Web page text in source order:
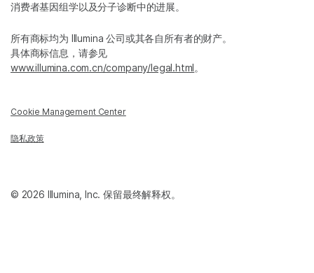
消费者基因组学以及分子诊断中的进展。
所有商标均为 Illumina 公司或其各自所有者的财产。
具体商标信息，请参见
www.illumina.com.cn/company/legal.html。
Cookie Management Center
隐私政策
© 2026 Illumina, Inc. 保留最终解释权。